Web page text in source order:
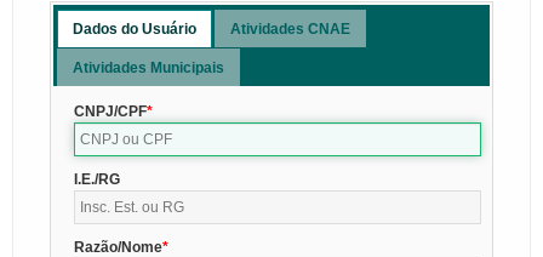
Dados do Usuário Atividades CNAE
Atividades Municipais
CNPJ/CPF
I.E./RG
Razão/Nome